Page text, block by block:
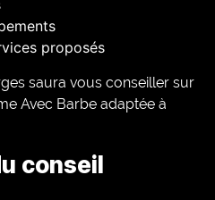
proposés
saura vous conseiller sur
Avec Barbe adaptée à
conseil